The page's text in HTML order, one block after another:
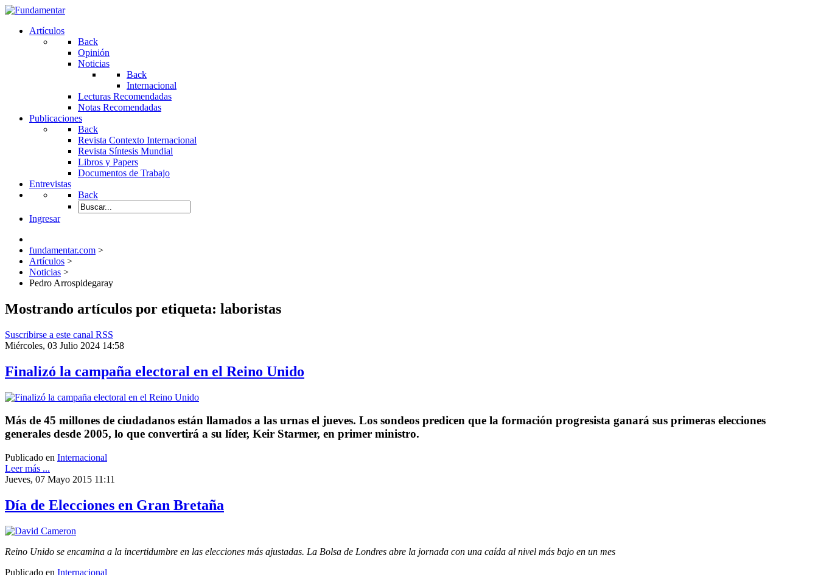
Artículos
Back
Opinión
Noticias
Back
Internacional
Lecturas Recomendadas
Notas Recomendadas
Publicaciones
Back
Revista Contexto Internacional
Revista Síntesis Mundial
Libros y Papers
Documentos de Trabajo
Entrevistas
Back
Ingresar
fundamentar.com >
Artículos >
Noticias >
Pedro Arrospidegaray
Mostrando artículos por etiqueta: laboristas
Suscribirse a este canal RSS
Miércoles, 03 Julio 2024 14:58
Finalizó la campaña electoral en el Reino Unido
Más de 45 millones de ciudadanos están llamados a las urnas el jueves. Los sondeos predicen que la formación progresista ganará sus primeras elecciones
generales desde 2005, lo que convertirá a su líder, Keir Starmer, en primer ministro.
Publicado en Internacional
Leer más ...
Jueves, 07 Mayo 2015 11:11
Día de Elecciones en Gran Bretaña
Reino Unido se encamina a la incertidumbre en las elecciones más ajustadas. La Bolsa de Londres abre la jornada con una caída al nivel más bajo en un mes
Publicado en Internacional